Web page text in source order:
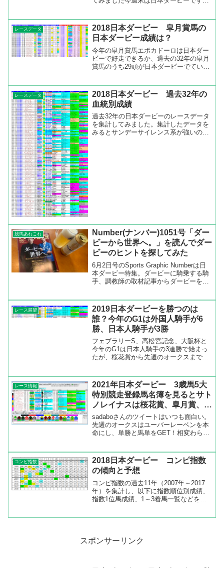
も一生に一度ですが、騎手にとってもダ
ービージョッキーになると...
レースデータ
2018日本ダービー 皐月賞馬の
日本ダービー成績は？
今年の皐月賞馬エポカドーロは日本ダー
ビーで好走できるか、過去の32年の皐月
賞馬のうち29頭が日本ダービーでている
ーを連覇した馬はドゥラメンテ、オルフ
ェーヴル、メイショ...
レースデータ
2018日本ダービー 過去32年の
血統別成績
過去32年の日本ダービーのレースデータ
を集計してみました。集計したデータを
みるとサンデーサイレンス系が強いのが
競馬あれこれ
Number(ナンバー)1051号「ダー
ビーから世界へ。」を読んでダー
ビーのヒントを探してみた
6月2日号のSports Graphic Numberは日
本ダービー特集。ダービーに騎乗する騎
手、調教師の取材記事からダービーを予
いるので、普段では聞けない話が書かれ
てい...
レース展望
2019日本ダービーを勝つのは
誰？今年のG1は外国人騎手が6
勝、日本人騎手が3勝
フェブラリーS、高松宮記念、大阪杯と
今年のG1は日本人騎手の3連勝で始まっ
たが、桜花賞から先週のオークスまでの
手の3人が騎乗予定している。レーン騎
手はサートゥルナーリア...
レース情報
2021年日本ダービー 3歳馬5大
特別競走登録馬名簿を見るとサト
ノレイナスは桜花賞、皐月賞、オ
ークス、ダービー、菊花賞のすべ
てに登録してあった
sadaboさんのツイートはいつも面白い。
先週のオークスはユーバーレーベンを本
命にし、単勝と馬単をGET！相変わらず
がありました。これを見ると、サトノレ
イナスは桜花賞、...
コンピ指数
2018日本ダービー コンピ指数
の傾向と予想
コンピ指数の過去11年（2007年～2017
年）を集計し、以下に指数順位別成績、
指数1位馬成績、1～3着馬一覧などを出
スポンサーリンク